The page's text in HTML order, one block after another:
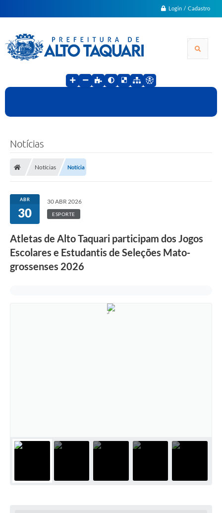
Login / Cadastro
Notícias
Notícias Notícia
ABR
30
30 ABR 2026
ESPORTE
Atletas de Alto Taquari participam dos Jogos
Escolares e Estudantis de Seleções Mato-
grossenses 2026